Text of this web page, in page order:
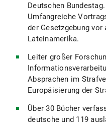
Deutschen Bundestag.
Umfangreiche
der Gesetzgebung
Lateinamerika.
Leiter großer
Absprachen im
Europäisierung der
Über 30 Bücher
deutsche und 119